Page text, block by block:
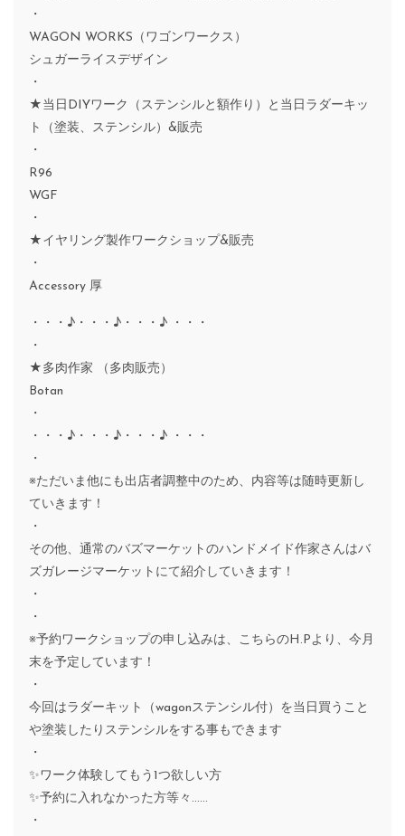
・
WAGON WORKS（ワゴンワークス）
シュガーライスデザイン
・
★当日DIYワーク（ステンシルと額作り）と当日ラダーキッ
ト（塗装、ステンシル）&販売
・
R96
WGF
・
★イヤリング製作ワークショップ&販売
・
Accessory 厚
・・・♪・・・♪・・・♪ ・・・
・
★多肉作家 （多肉販売）
Botan
・
・・・♪・・・♪・・・♪ ・・・
・
※ただいま他にも出店者調整中のため、内容等は随時更新し
ていきます！
・
その他、通常のバズマーケットのハンドメイド作家さんはバ
ズガレージマーケットにて紹介していきます！
・
・
※予約ワークショップの申し込みは、こちらのH.Pより、今月
末を予定しています！
・
今回はラダーキット（wagonステンシル付）を当日買うこと
や塗装したりステンシルをする事もできます
・
✨ワーク体験してもう1つ欲しい方
✨予約に入れなかった方等々……
・